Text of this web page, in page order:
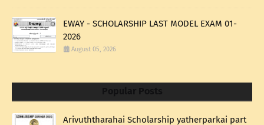
EWAY - SCHOLARSHIP LAST MODEL EXAM 01-
2026
August 05, 2026
Arivuththarahai Scholarship yatherparkai part